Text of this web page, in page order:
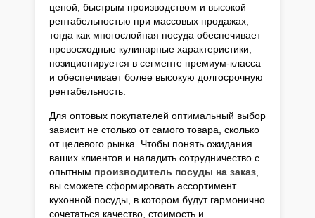
ценой, быстрым производством и высокой
рентабельностью при массовых продажах,
тогда как многослойная посуда обеспечивает
превосходные кулинарные характеристики,
позиционируется в сегменте премиум-класса
и обеспечивает более высокую долгосрочную
рентабельность.
Для оптовых покупателей оптимальный выбор
зависит не столько от самого товара, сколько
от целевого рынка. Чтобы понять ожидания
ваших клиентов и наладить сотрудничество с
опытным производитель посуды на заказ
вы сможете сформировать ассортимент
кухонной посуды, в котором будут гармонично
сочетаться качество, стоимость и